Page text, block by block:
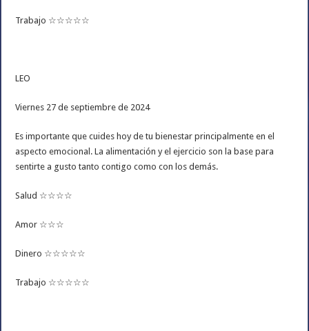
Trabajo ☆☆☆☆☆
LEO
Viernes 27 de septiembre de 2024
Es importante que cuides hoy de tu bienestar principalmente en el
aspecto emocional. La alimentación y el ejercicio son la base para
sentirte a gusto tanto contigo como con los demás.
Salud ☆☆☆☆
Amor ☆☆☆
Dinero ☆☆☆☆☆
Trabajo ☆☆☆☆☆